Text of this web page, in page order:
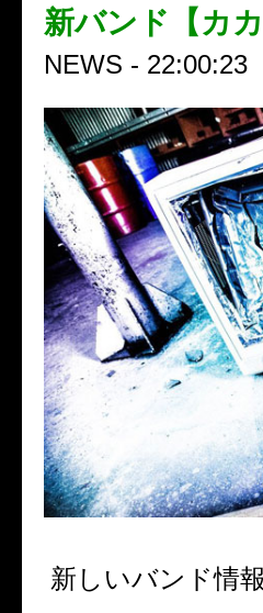
新バンド【カ
NEWS - 22:00:23
新しいバンド情報